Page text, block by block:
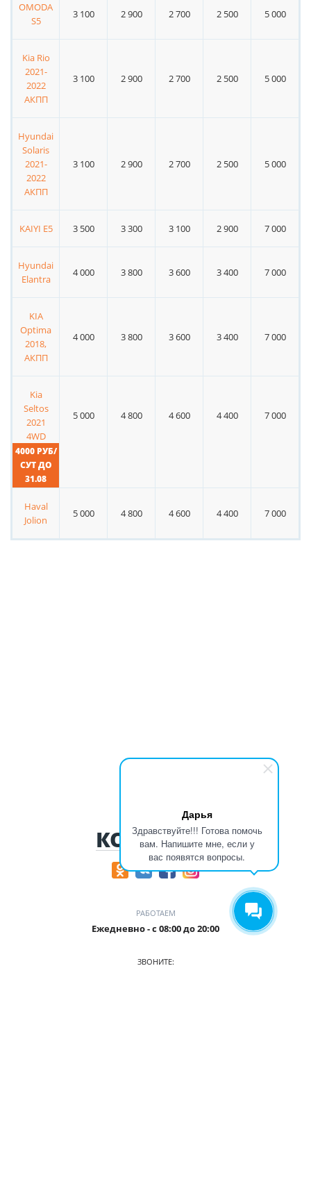
Дарья
Здравствуйте!!! Готова помочь
вам. Напишите мне, если у
вас появятся вопросы.
OMODA
S5
3 100 2 900 2 700 2 500 5 000
Kia Rio
2021-
2022
АКПП
3 100 2 900 2 700 2 500 5 000
Hyundai
Solaris
2021-
2022
АКПП
3 100 2 900 2 700 2 500 5 000
KAIYI E5 3 500 3 300 3 100 2 900 7 000
Hyundai
Elantra
4 000 3 800 3 600 3 400 7 000
KIA
Optima
2018,
АКПП
4 000 3 800 3 600 3 400 7 000
Kia
Seltos
2021
4WD
4000 РУБ/
СУТ ДО
31.08
5 000 4 800 4 600 4 400 7 000
Haval
Jolion
5 000 4 800 4 600 4 400 7 000
КОНТАКТЫ
РАБОТАЕМ
Ежедневно - с 08:00 до 20:00
ЗВОНИТЕ: